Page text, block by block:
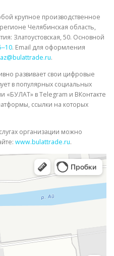
крупное производственное
Челябинская область,
Златоустовская, 50. Основной
. Email для оформления
.
развивает свои цифровые
в популярных социальных
«БУЛАТ» в Telegram и ВКонтакте
ссылки на которых
организации можно
www.bulattrade.ru.